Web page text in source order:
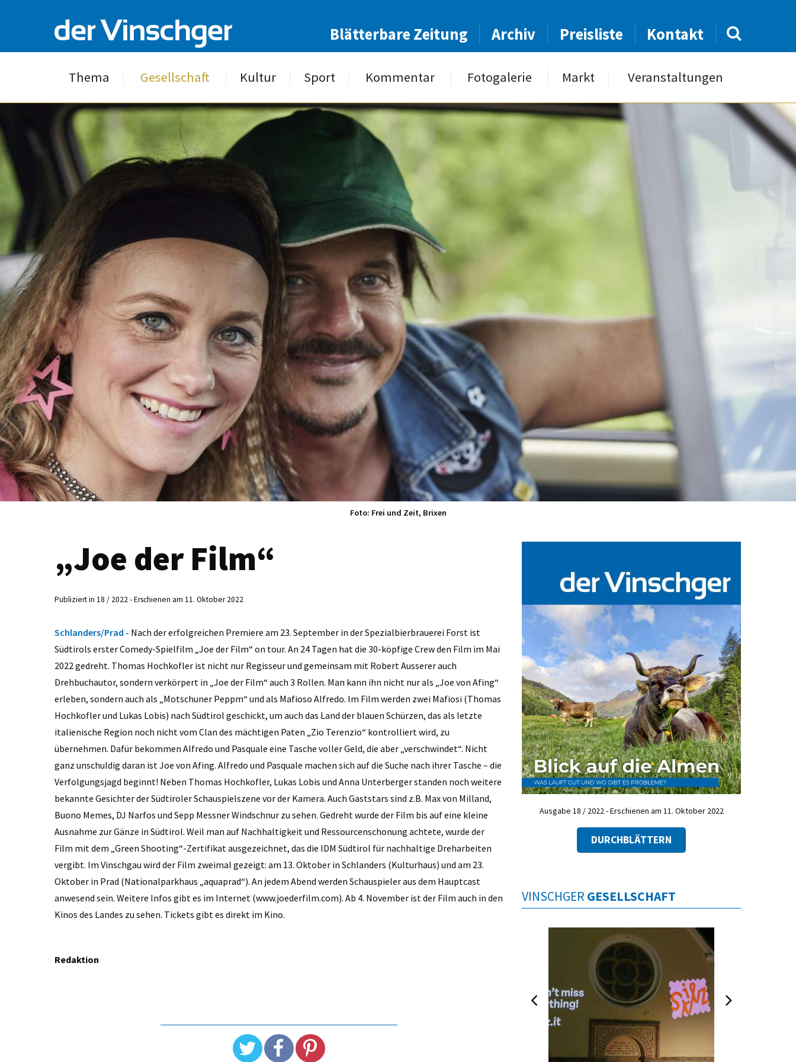
Blätterbare Zeitung Archiv Preisliste Kontakt
Thema Gesellschaft Kultur Sport Kommentar Fotogalerie Markt Veranstaltungen
Foto: Frei und Zeit, Brixen
„Joe der Film“
Publiziert in 18 / 2022 - Erschienen am 11. Oktober 2022
Schlanders/Prad - Nach der erfolgreichen Premiere am 23. September in der Spezialbierbrauerei Forst ist
Südtirols erster Comedy-Spielfilm „Joe der Film“ on tour. An 24 Tagen hat die 30-köpfige Crew den Film im Mai
2022 gedreht. Thomas Hochkofler ist nicht nur Regisseur und gemeinsam mit Robert Ausserer auch
Drehbuchautor, sondern verkörpert in „Joe der Film“ auch 3 Rollen. Man kann ihn nicht nur als „Joe von Afing“
erleben, sondern auch als „Motschuner Peppm“ und als Mafioso Alfredo. Im Film werden zwei Mafiosi (Thomas
Hochkofler und Lukas Lobis) nach Südtirol geschickt, um auch das Land der blauen Schürzen, das als letzte
italienische Region noch nicht vom Clan des mächtigen Paten „Zio Terenzio“ kontrolliert wird, zu
übernehmen. Dafür bekommen Alfredo und Pasquale eine Tasche voller Geld, die aber „verschwindet“. Nicht
ganz unschuldig daran ist Joe von Afing. Alfredo und Pasquale machen sich auf die Suche nach ihrer Tasche – die
Verfolgungsjagd beginnt! Neben Thomas Hochkofler, Lukas Lobis und Anna Unterberger standen noch weitere
bekannte Gesichter der Südtiroler Schauspielszene vor der Kamera. Auch Gaststars sind z.B. Max von Milland,
Buono Memes, DJ Narfos und Sepp Messner Windschnur zu sehen. Gedreht wurde der Film bis auf eine kleine
Ausnahme zur Gänze in Südtirol. Weil man auf Nachhaltigkeit und Ressourcenschonung achtete, wurde der
Film mit dem „Green Shooting“-Zertifikat ausgezeichnet, das die IDM Südtirol für nachhaltige Dreharbeiten
vergibt. Im Vinschgau wird der Film zweimal gezeigt: am 13. Oktober in Schlanders (Kulturhaus) und am 23.
Oktober in Prad (Nationalparkhaus „aquaprad“). An jedem Abend werden Schauspieler aus dem Hauptcast
anwesend sein. Weitere Infos gibt es im Internet (www.joederfilm.com). Ab 4. November ist der Film auch in den
Kinos des Landes zu sehen. Tickets gibt es direkt im Kino.
Redaktion
Ausgabe 18 / 2022 - Erschienen am 11. Oktober 2022
DURCHBLÄTTERN
VINSCHGER GESELLSCHAFT